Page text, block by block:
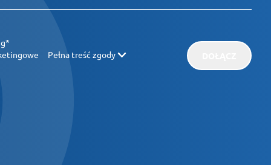
Pełna treść zgody